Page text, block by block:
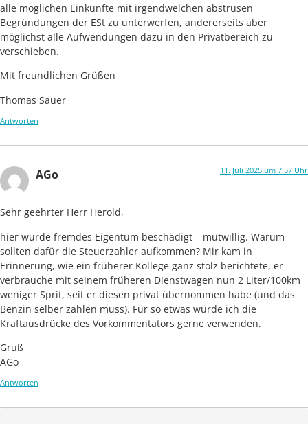
alle möglichen Einkünfte mit irgendwelchen abstrusen
Begründungen der ESt zu unterwerfen, andererseits aber
möglichst alle Aufwendungen dazu in den Privatbereich zu
verschieben.
Mit freundlichen Grüßen
Thomas Sauer
Antworten
AGo 11. Juli 2025 um 7:57 Uhr
Sehr geehrter Herr Herold,
hier wurde fremdes Eigentum beschädigt – mutwillig. Warum
sollten dafür die Steuerzahler aufkommen? Mir kam in
Erinnerung, wie ein früherer Kollege ganz stolz berichtete, er
verbrauche mit seinem früheren Dienstwagen nun 2 Liter/100km
weniger Sprit, seit er diesen privat übernommen habe (und das
Benzin selber zahlen muss). Für so etwas würde ich die
Kraftausdrücke des Vorkommentators gerne verwenden.
Gruß
AGo
Antworten